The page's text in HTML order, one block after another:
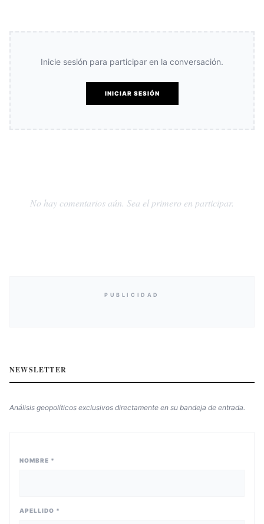
Inicie sesión para participar en la conversación.
INICIAR SESIÓN
No hay comentarios aún. Sea el primero en participar.
PUBLICIDAD
NEWSLETTER
Análisis geopolíticos exclusivos directamente en su bandeja de entrada.
NOMBRE *
APELLIDO *